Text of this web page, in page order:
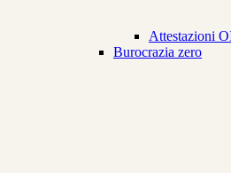
Attestazioni
Burocrazia zero